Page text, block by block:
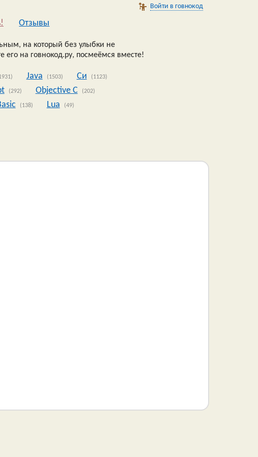
Войти в говнокод
Oтзывы
на который без улыбки не
его на говнокод.ру, посмеёмся вместе!
Java (1503) Си (1123)
(292) Objective C (202)
(138) Lua (49)